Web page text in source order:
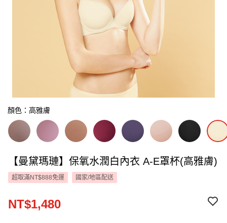
顏色：高雅膚
【曼黛瑪璉】保氧水潤白內衣 A-E罩杯(高雅膚)
超取滿NT$888免運 國家/地區配送
NT$1,480